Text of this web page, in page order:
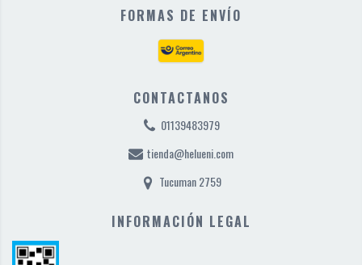
FORMAS DE ENVÍO
CONTACTANOS
01139483979
tienda@helueni.com
Tucuman 2759
INFORMACIÓN LEGAL